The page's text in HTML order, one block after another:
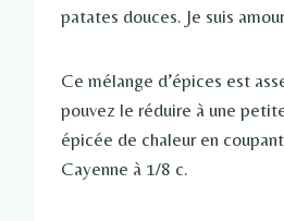
patates douces. Je suis
Ce mélange d’épices est
pouvez le réduire à une
épicée de chaleur en
Cayenne à 1/8 c.